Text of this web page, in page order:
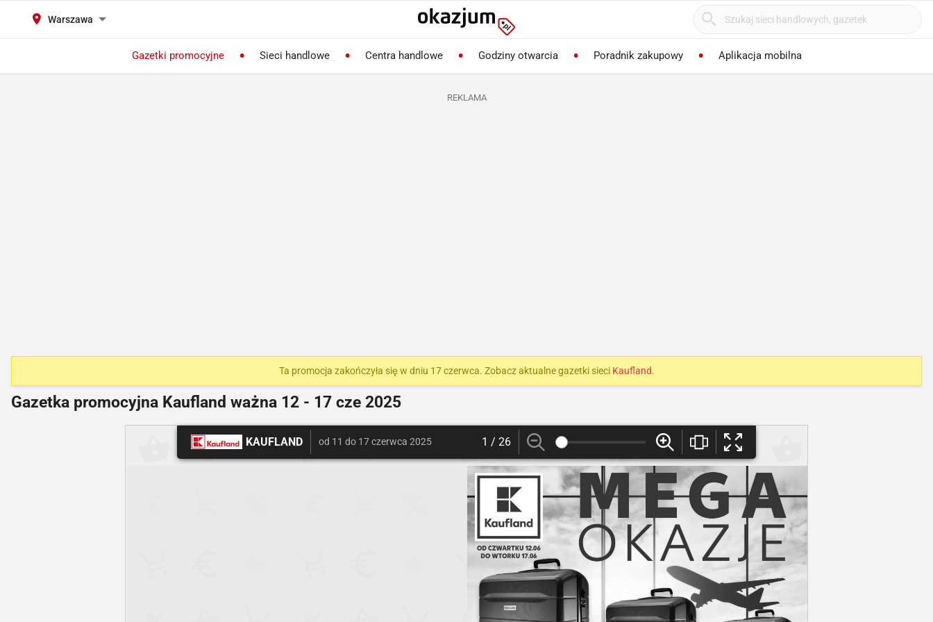
Warszawa
Gazetki promocyjne Sieci handlowe Centra handlowe Godziny otwarcia Poradnik zakupowy Aplikacja mobilna
REKLAMA
Ta promocja zakończyła się w dniu 17 czerwca. Zobacz aktualne gazetki sieci Kaufland.
Gazetka promocyjna Kaufland ważna 12 - 17 cze 2025
KAUFLAND od 11 do 17 czerwca 2025 1 / 26